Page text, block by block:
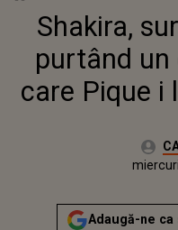
Shakira,
purtând un
care Pique i
Autor:
marți, 25 aprilie 2023
Adaugă-ne